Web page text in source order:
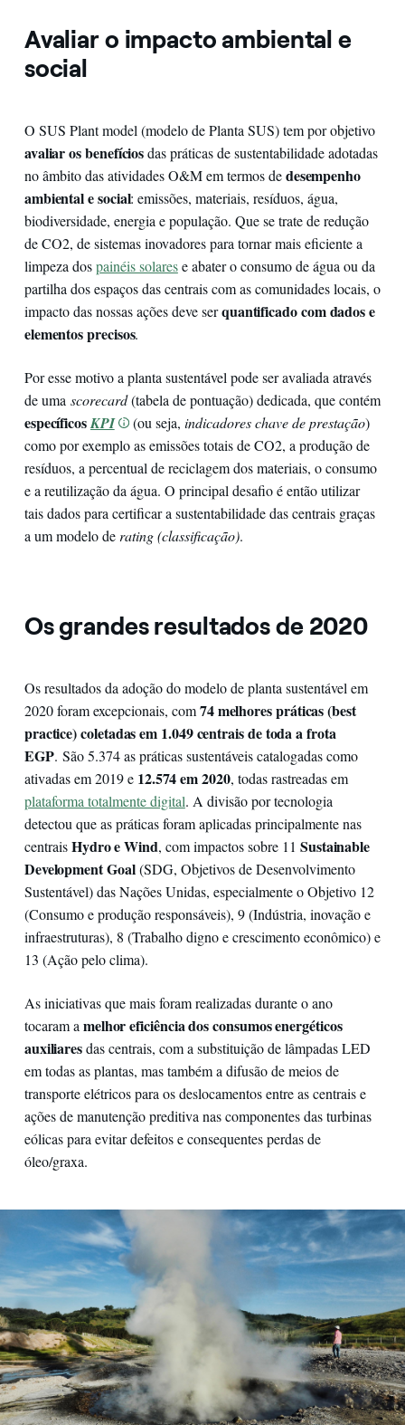
Avaliar o impacto ambiental e
social
O SUS Plant model (modelo de Planta SUS) tem por objetivo
avaliar os benefíciosdas práticas de sustentabilidade adotadas
no âmbito das atividades O&M em termos dedesempenho
ambiental e social: emissões, materiais, resíduos, água,
biodiversidade, energia e população. Que se trate de redução
de CO2, de sistemas inovadores para tornar mais eficiente a
limpeza dospainéis solarese abater o consumo de água ou da
partilha dos espaços das centrais com as comunidades locais, o
impacto das nossas ações deve serquantificado com dados e
elementos precisos.
Por esse motivo a planta sustentável pode ser avaliada através
de uma scorecard(tabela de pontuação) dedicada, que contém
específicosKPI (ou seja, indicadores chave de prestação)
como por exemplo as emissões totais de CO2, a produção de
resíduos, a percentual de reciclagem dos materiais, o consumo
e a reutilização da água. O principal desafio é então utilizar
tais dados para certificar a sustentabilidade das centrais graças
a um modelo derating (classificação).
Os grandes resultados de 2020
Os resultados da adoção do modelo de planta sustentável em
2020 foram excepcionais, com74 melhores práticas (best
practice) coletadas em 1.049 centrais de toda a frota
EGP. São 5.374 as práticas sustentáveis catalogadas como
ativadas em 2019 e 12.574 em 2020, todas rastreadas em
plataforma totalmente digital. A divisão por tecnologia
detectou que as práticas foram aplicadas principalmente nas
centraisHydro e Wind, com impactos sobre 11 Sustainable
Development Goal(SDG, Objetivos de Desenvolvimento
Sustentável) das Nações Unidas, especialmente o Objetivo 12
(Consumo e produção responsáveis), 9 (Indústria, inovação e
infraestruturas), 8 (Trabalho digno e crescimento econômico) e
13 (Ação pelo clima).
As iniciativas que mais foram realizadas durante o ano
tocaram a melhor eficiência dos consumos energéticos
auxiliaresdas centrais, com a substituição de lâmpadas LED
em todas as plantas, mas também a difusão de meios de
transporte elétricos para os deslocamentos entre as centrais e
ações de manutenção preditiva nas componentes das turbinas
eólicas para evitar defeitos e consequentes perdas de
óleo/graxa.